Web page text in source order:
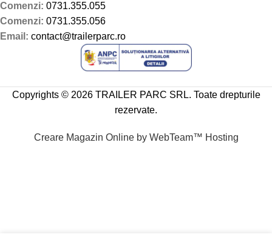
Comenzi: 0731.355.055
Comenzi: 0731.355.056
Email: contact@trailerparc.ro
Copyrights © 2026 TRAILER PARC SRL. Toate drepturile
rezervate.
Creare Magazin Online by WebTeam™ Hosting